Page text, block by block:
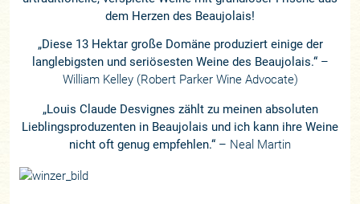
dem Herzen des Beaujolais!
„Diese 13 Hektar große Domäne produziert einige der
langlebigsten und seriösesten Weine des Beaujolais.“–
William Kelley (Robert Parker Wine Advocate)
„Louis Claude Desvignes zählt zu meinen absoluten
Lieblingsproduzenten in Beaujolais und ich kann ihre Weine
nicht oft genug empfehlen.“ – Neal Martin